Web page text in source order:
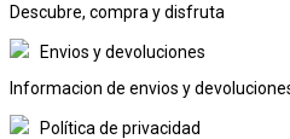
Descubre, compra y disfruta
Envios y devoluciones
Informacion de envios y
Política de privacidad